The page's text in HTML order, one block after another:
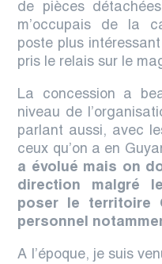
de pièces
m’occupais de la
poste plus
pris le relais sur le
La concession a
niveau de
parlant aussi, avec
ceux qu’on a en
a évolué mais on
direction malgré
poser le territoire
personnel
A l’époque, je suis